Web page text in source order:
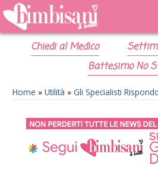
Chiedi al Medico
Battesimo No
Home » Utilità » Gli Specialisti